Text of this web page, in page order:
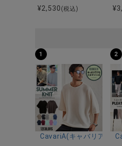
¥2,530 (税込)
¥
1
CavariA(キャバリア
2